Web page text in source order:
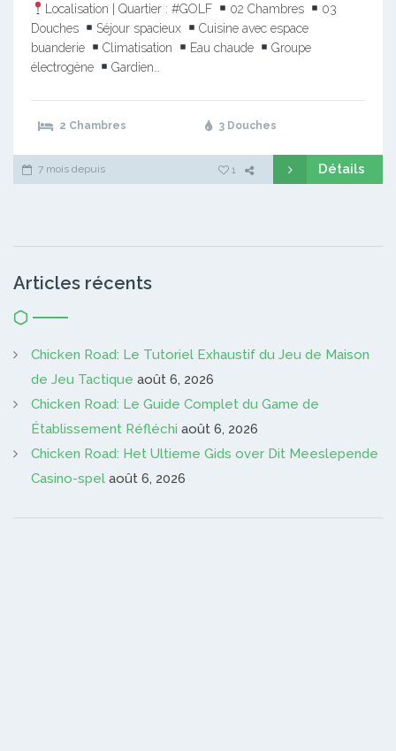
Localisation | Quartier : #GOLF
02 Chambres
03
Douches
Séjour spacieux
Cuisine avec espace
buanderie
Climatisation Eau chaude
Groupe
électrogène
Gardien…
2 Chambres 3 Douches
7 mois depuis 1 Détails
Articles récents
Chicken Road: Le Tutoriel Exhaustif du Jeu de Maison
de Jeu Tactique août 6, 2026
Chicken Road: Le Guide Complet du Game de
Établissement Réfléchi août 6, 2026
Chicken Road: Het Ultieme Gids over Dit Meeslepende
Casino-spel août 6, 2026